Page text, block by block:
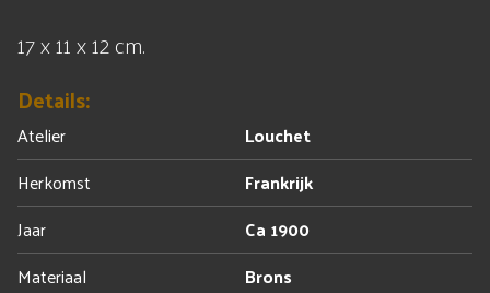
17 x 11 x 12 cm.
Details:
Atelier
Louchet
Herkomst
Frankrijk
Jaar
Ca 1900
Materiaal
Brons